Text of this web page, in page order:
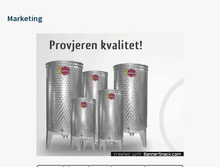
Marketing